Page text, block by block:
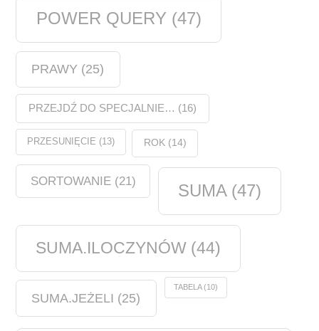
POWER QUERY (47)
PRAWY (25)
PRZEJDŹ DO SPECJALNIE… (16)
PRZESUNIĘCIE (13) ROK(14)
SORTOWANIE(21) SUMA(47)
SUMA.ILOCZYNÓW (44)
SUMA.JEŻELI (25)
TABELA(10)